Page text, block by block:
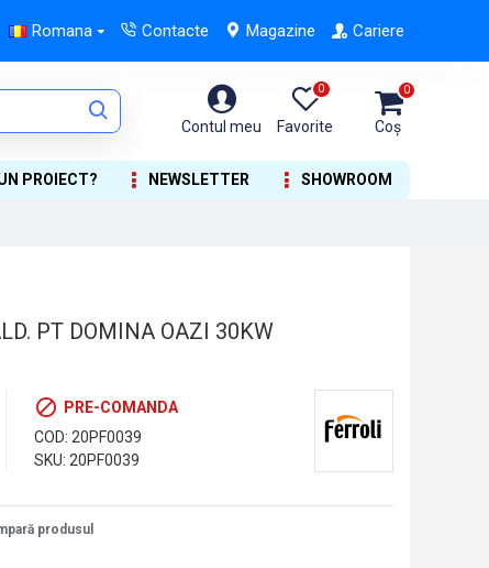
Romana Contacte Magazine Cariere
Contul meu Favorite
0
Coș
0
PROIECT? NEWSLETTER SHOWROOM
PT DOMINA OAZI 30KW
PRE-COMANDA
COD: 20PF0039
SKU: 20PF0039
produsul